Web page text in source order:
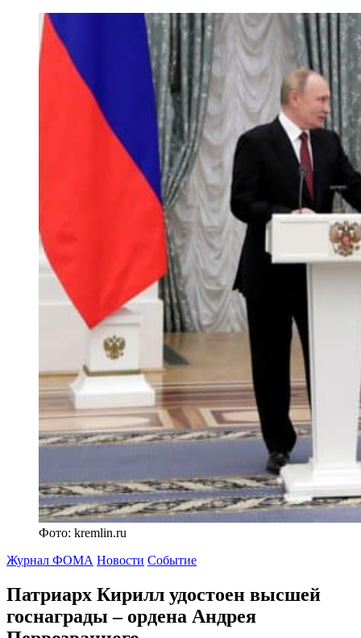
Фото: kremlin.ru
Журнал ФОМА Новости Событие
Патриарх Кирилл удостоен высшей
госнаграды – ордена Андрея